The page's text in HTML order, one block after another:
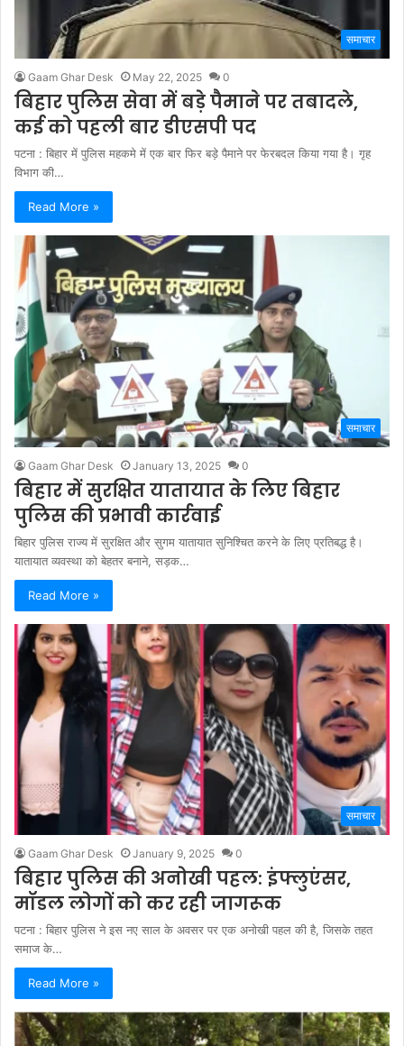
समाचार
Gaam Ghar Desk May 22, 2025 0
बिहार पुलिस सेवा में बड़े पैमाने पर तबादले,
कई को पहली बार डीएसपी पद
पटना : बिहार में पुलिस महकमे में एक बार फिर बड़े पैमाने पर फेरबदल किया गया है। गृह
विभाग की…
Read More »
समाचार
Gaam Ghar Desk January 13, 2025 0
बिहार में सुरक्षित यातायात के लिए बिहार
पुलिस की प्रभावी कार्रवाई
बिहार पुलिस राज्य में सुरक्षित और सुगम यातायात सुनिश्चित करने के लिए प्रतिबद्ध है।
यातायात व्यवस्था को बेहतर बनाने, सड़क…
Read More »
समाचार
Gaam Ghar Desk January 9, 2025 0
बिहार पुलिस की अनोखी पहल: इंफ्लुएंसर,
मॉडल लोगों को कर रही जागरूक
पटना : बिहार पुलिस ने इस नए साल के अवसर पर एक अनोखी पहल की है, जिसके तहत
समाज के…
Read More »